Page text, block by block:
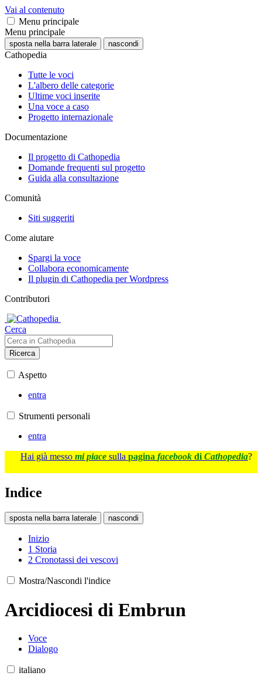
Vai al contenuto
Menu principale
Menu principale
sposta nella barra laterale nascondi
Cathopedia
Tutte le voci
L'albero delle categorie
Ultime voci inserite
Una voce a caso
Progetto internazionale
Documentazione
Il progetto di Cathopedia
Domande frequenti sul progetto
Guida alla consultazione
Comunità
Siti suggeriti
Come aiutare
Spargi la voce
Collabora economicamente
Il plugin di Cathopedia per Wordpress
Contributori
Cerca
Ricerca
Aspetto
entra
Strumenti personali
entra
Hai già messo mi piace sulla pagina facebook di Cathopedia?
Indice
sposta nella barra laterale nascondi
Inizio
1 Storia
2 Cronotassi dei vescovi
Mostra/Nascondi l'indice
Arcidiocesi di Embrun
Voce
Dialogo
italiano